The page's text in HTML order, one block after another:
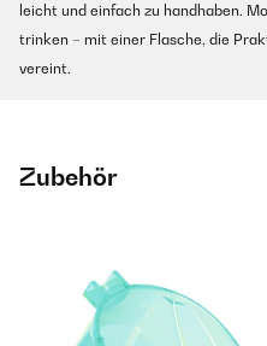
leicht und einfach zu handhaben.
trinken – mit einer Flasche, die
vereint.
Zubehör